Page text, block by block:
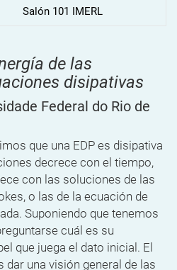
Salón 101 IMERL
de las
disipativas
Federal do Rio de
que una EDP es disipativa
decrece con el tiempo,
con las soluciones de las
o las de la ecuación de
Suponiendo que tenemos
cuál es su
que juega el dato inicial. El
dar una visión general de las